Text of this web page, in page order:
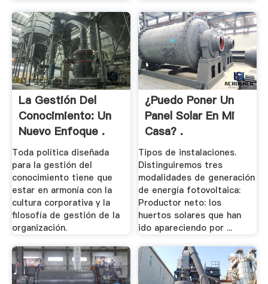
La Gestión Del
Conocimiento: Un
Nuevo Enfoque .
Toda política diseñada
para la gestión del
conocimiento tiene que
estar en armonía con la
cultura corporativa y la
filosofía de gestión de la
organización.
¿Puedo Poner Un
Panel Solar En Mi
Casa? .
Tipos de instalaciones.
Distinguiremos tres
modalidades de generación
de energía fotovoltaica:
Productor neto: los
huertos solares que han
ido apareciendo por ...